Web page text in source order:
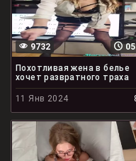
9732
Похотливая жена в белье
хочет развратного траха
11 Янв 2024